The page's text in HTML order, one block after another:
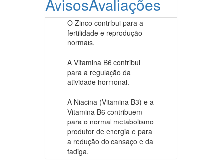
AvisosAvaliações
O Zinco contribui para a
fertilidade e reprodução
normais.
A Vitamina B6 contribui
para a regulação da
atividade hormonal.
A Niacina (Vitamina B3) e a
Vitamina B6 contribuem
para o normal metabolismo
produtor de energia e para
a redução do cansaço e da
fadiga.